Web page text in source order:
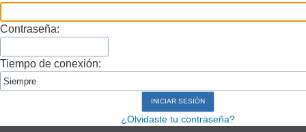
Contraseña:
Tiempo de conexión:
¿Olvidaste tu contraseña?